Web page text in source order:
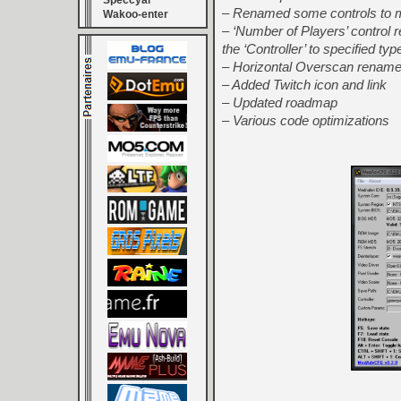
Wakoo-enter
– Renamed some controls to
– ‘Number of Players’
the ‘Controller’ to specified
– Horizontal Overscan
– Added Twitch icon and link
– Updated roadmap
– Various code optimizations